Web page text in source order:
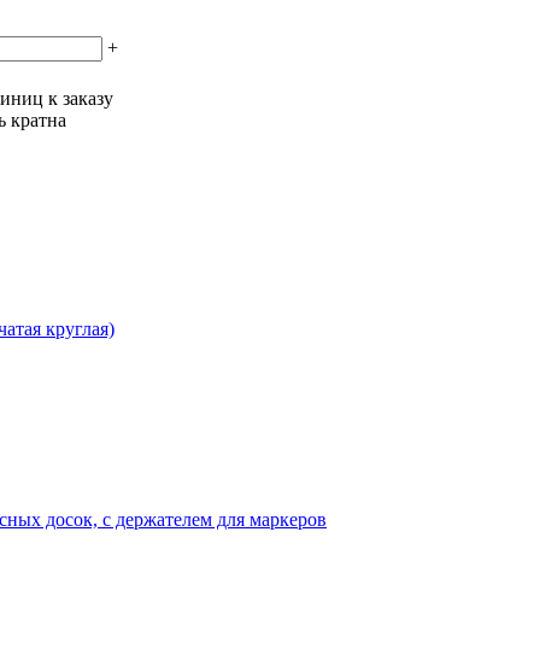
+
к заказу
кратна
круглая)
досок, с держателем для маркеров